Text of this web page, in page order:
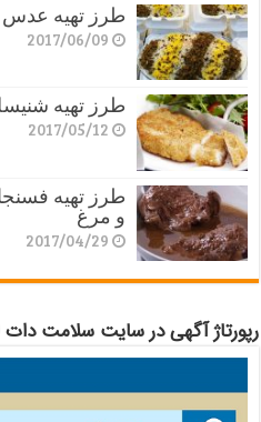
طرز تهیه عدس
2017/06/09
طرز تهیه
2017/05/12
طرز تهیه
و مرغ
2017/04/29
رپورتاژ آگهی در سایت سلامت